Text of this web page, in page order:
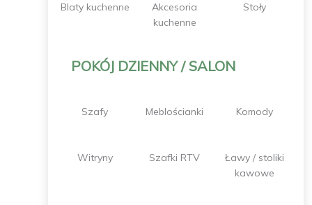
Blaty kuchenne
Akcesoria
kuchenne
Stoły
POKÓJ DZIENNY / SALON
Szafy Meblościanki Komody
Witryny Szafki RTV
Ławy / stoliki
kawowe